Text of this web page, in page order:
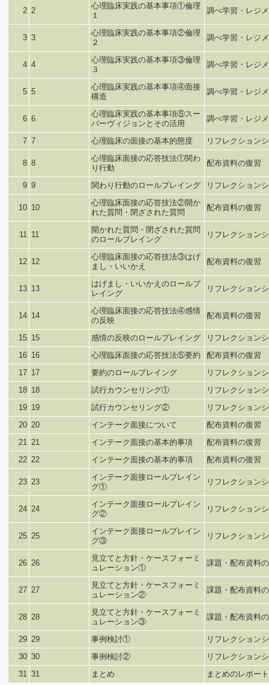
2 2
心理臨床実践の基本事項①倫理
１
調べ学習・レジ
3 3
心理臨床実践の基本事項②倫理
２
調べ学習・レジ
4 4
心理臨床実践の基本事項③倫理
３
調べ学習・レジ
5 5
心理臨床実践の基本事項④面接
構造
調べ学習・レジ
6 6
心理臨床実践の基本事項⑤スー
パーヴィジョンとその活用
調べ学習・レジ
7 7 心理臨床の面接の基本的態度 リフレクション
8 8
心理臨床面接の応答技法①関わ
り行動
配布資料の復習
9 9 関わり行動のロールプレイング リフレクション
10 10
心理臨床面接の応答技法②開か
れた質問・閉ざされた質問
配布資料の復習
11 11
開かれた質問・閉ざされた質問
のロールプレイング
リフレクション
12 12
心理臨床面接の応答技法③はげ
まし・いいかえ
配布資料の復習
13 13
はげまし・いいかえのロールプ
レイング
リフレクション
14 14
心理臨床面接の応答技法④感情
の反映
配布資料の復習
15 15 感情の反映のロールプレイング
リフレクション
16 16 心理臨床面接の応答技法⑤要約
配布資料の復習
17 17 要約のロールプレイング
リフレクション
18 18 試行カウンセリング①
リフレクション
19 19 試行カウンセリング②
リフレクション
20 20 インテーク面接について
配布資料の復習
21
21 インテーク面接の基本的事項
配布資料の復習
22 22 インテーク面接の基本的事項 配布資料の復習
23 23
インテーク面接ロールプレイン
グ①
リフレクション
24 24
インテーク面接ロールプレイン
グ②
リフレクション
25 25
インテーク面接ロールプレイン
グ③
リフレクション
26 26
見立てと方針・ケースフォーミ
ュレーション①
課題・配布資料
27 27
見立てと方針・ケースフォーミ
ュレーション②
課題・配布資料
28 28
見立てと方針・ケースフォーミ
ュレーション③
課題・配布資料
29 29 事例検討①
リフレクション
30 30 事例検討②
リフレクション
31 31 まとめ まとめのレポート